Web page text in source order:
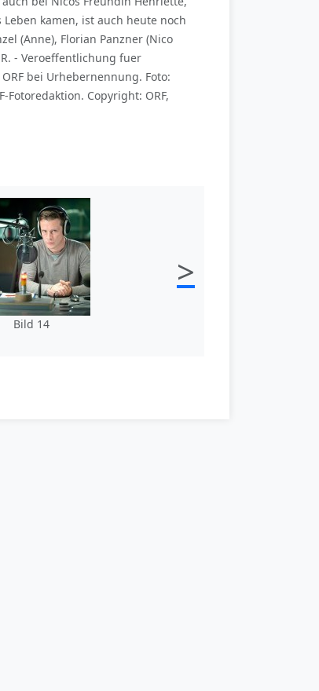
kamen, ist auch heute noch
(Anne), Florian Panzner (Nico
- Veroeffentlichung fuer
bei Urhebernennung. Foto:
Copyright: ORF,
Bild 14
>